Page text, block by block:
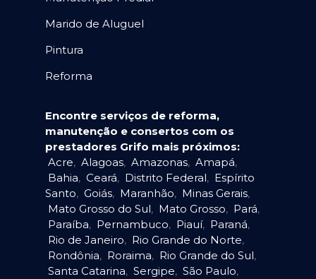
Marido de Aluguel
Pintura
Reforma
Encontre serviços de reforma,
manutenção e consertos com os
prestadores Grifo mais próximos:
Acre, Alagoas, Amazonas, Amapá,
Bahia, Ceará, Distrito Federal, Espírito
Santo, Goiás, Maranhão, Minas Gerais,
Mato Grosso do Sul, Mato Grosso, Pará,
Paraíba, Pernambuco, Piauí, Paraná,
Rio de Janeiro, Rio Grande do Norte,
Rondônia, Roraima, Rio Grande do Sul,
Santa Catarina, Sergipe, São Paulo,